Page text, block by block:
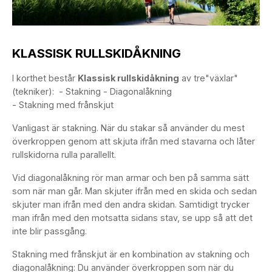
KLASSISK RULLSKIDÅKNING
I korthet består Klassisk rullskidåkning av tre"växlar"
(tekniker): - Stakning - Diagonalåkning
- Stakning med frånskjut
Vanligast är stakning. När du stakar så använder du mest
överkroppen genom att skjuta ifrån med stavarna och låter
rullskidorna rulla parallellt.
Vid diagonalåkning rör man armar och ben på samma sätt
som när man går. Man skjuter ifrån med en skida och sedan
skjuter man ifrån med den andra skidan. Samtidigt trycker
man ifrån med den motsatta sidans stav, se upp så att det
inte blir passgång.
Stakning med frånskjut är en kombination av stakning och
diagonalåkning: Du använder överkroppen som när du